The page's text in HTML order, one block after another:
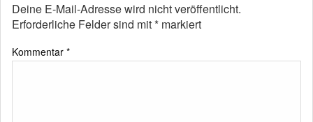
Deine E-Mail-Adresse wird nicht veröffentlicht.
Erforderliche Felder sind mit* markiert
Kommentar *